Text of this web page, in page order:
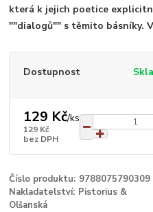
která k jejich poetice
""dialogů"" s těmito básníky.
Dostupnost
129 Kč/ks
129 Kč
bez DPH
Číslo produktu: 9788075790309
Nakladatelství: Pistorius &
Olšanská